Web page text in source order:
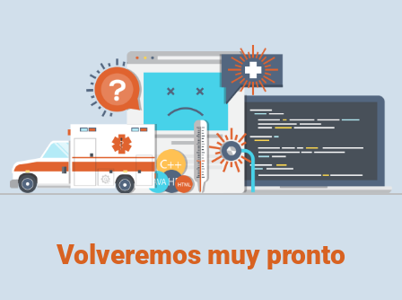
Volveremos muy pronto